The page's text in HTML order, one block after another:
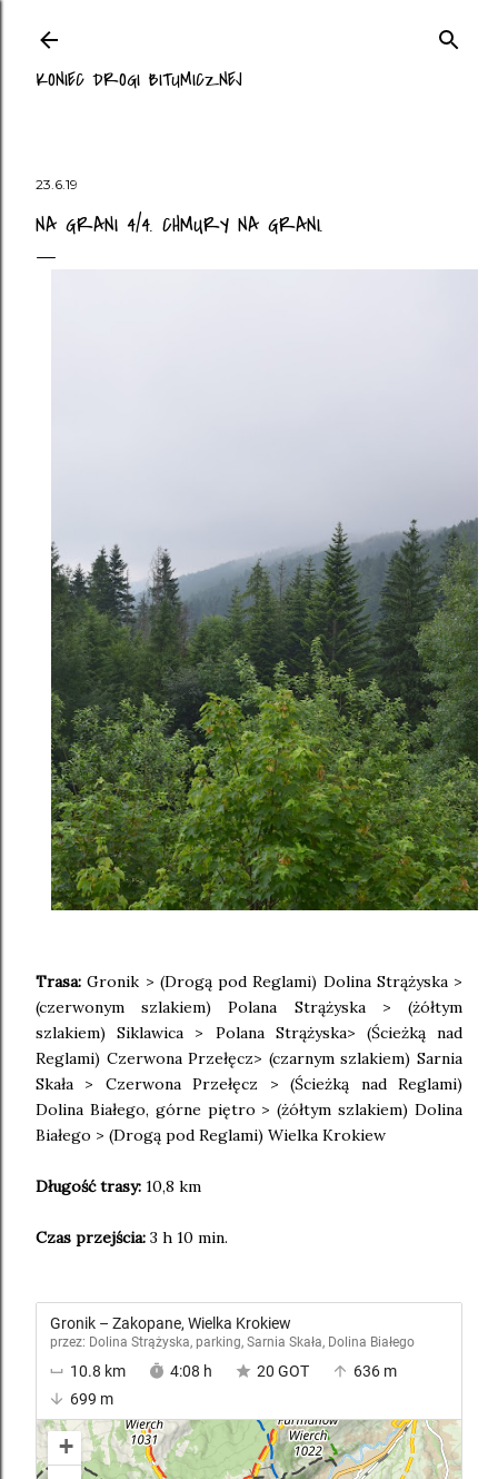
KONIEC DROGI BITUMICZNEJ
23.6.19
NA GRANI 4/4. CHMURY NA GRANI.
Trasa: Gronik > (Drogą pod Reglami) Dolina Strążyska >
(czerwonym szlakiem) Polana Strążyska > (żółtym
szlakiem) Siklawica > Polana Strążyska> (Ścieżką nad
Reglami) Czerwona Przełęcz> (czarnym szlakiem) Sarnia
Skała > Czerwona Przełęcz > (Ścieżką nad Reglami)
Dolina Białego, górne piętro > (żółtym szlakiem) Dolina
Białego > (Drogą pod Reglami) Wielka Krokiew
Długość trasy: 10,8 km
Czas przejścia: 3 h 10 min.